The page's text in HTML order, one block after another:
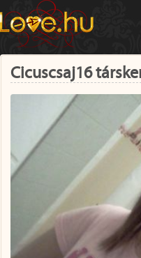
Cicuscsaj16